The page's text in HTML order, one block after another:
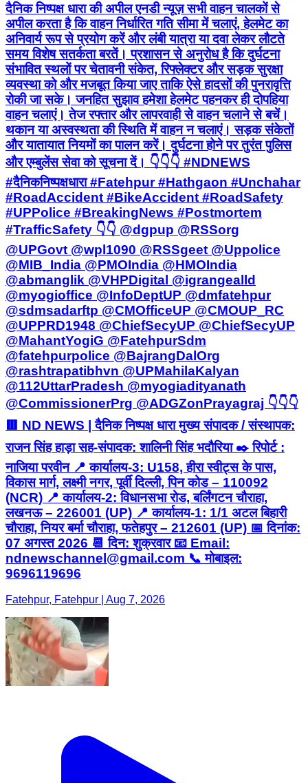
दैनिक निष्पक्ष धारा की अपील एनडी न्यूज़ सभी वाहन चालकों से
अपील करता है कि वाहन निर्धारित गति सीमा में चलाएं, हेलमेट का
अनिवार्य रूप से प्रयोग करें और लंबी यात्रा या दवा लेकर लौटते
समय विशेष सतर्कता बरतें। प्रशासन से अनुरोध है कि दुर्घटना
संभावित स्थलों पर चेतावनी संकेत, रिफ्लेक्टर और सड़क सुरक्षा
व्यवस्था को और मजबूत किया जाए ताकि ऐसे हादसों की पुनरावृत्ति
रोकी जा सके। जनहित सुझाव हमेशा हेलमेट पहनकर ही दोपहिया
वाहन चलाएं। तेज रफ्तार और लापरवाही से वाहन चलाने से बचें।
थकान या अस्वस्थता की स्थिति में वाहन न चलाएं। सड़क संकेतों
और यातायात नियमों का पालन करें। दुर्घटना होने पर तुरंत पुलिस
और एम्बुलेंस सेवा को सूचना दें। 👇👇👇 #NDNEWS
#दैनिकनिष्पक्षधारा #Fatehpur #Hathgaon #Unchahar
#RoadAccident #BikeAccident #RoadSafety
#UPPolice #BreakingNews #Postmortem
#TrafficSafety 👇👇 @dgpup @RSSorg
@UPGovt @wpl1090 @RSSgeet @Uppolice
@MIB_India @PMOIndia @HMOIndia
@abmanglik @VHPDigital @igrangealld
@myogioffice @InfoDeptUP @dmfatehpur
@sdmsadarftp @CMOfficeUP @CMOUP_RC
@UPPRD1948 @ChiefSecyUP @ChiefSecyUP
@MahantYogiG @FatehpurSdm
@fatehpurpolice @BajrangDalOrg
@rashtrapatibhvn @UPMahilaKalyan
@112UttarPradesh @myogiadityanath
@CommissionerPrg @ADGZonPrayagraj 👇👇👇
🟥 ND NEWS | दैनिक निष्पक्ष धारा मुख्य संपादक / संस्थापक:
राजन सिंह हाड़ा सह-संपादक: शालिनी सिंह भदौरिया ✒️ रिपोर्ट :
नाजिया परवीन 📍 कार्यालय-3: U158, हीरा स्वीट्स के पास,
विकास मार्ग, लक्ष्मी नगर, पूर्वी दिल्ली, पिन कोड – 110092
(NCR) 📍 कार्यालय-2: विधानसभा रोड, बर्लिंगटन चौराहा,
लखनऊ – 226001 (UP) 📍 कार्यालय-1: 1/1 अटल बिहारी
चौराहा, नियर बर्मा चौराहा, फतेहपुर – 212601 (UP) 📅 दिनांक:
07 अगस्त 2026 📆 दिन: शुक्रवार 📧 Email:
ndnewschannel@gmail.com 📞 मोबाइल:
9696119696
Fatehpur, Fatehpur | Aug 7, 2026